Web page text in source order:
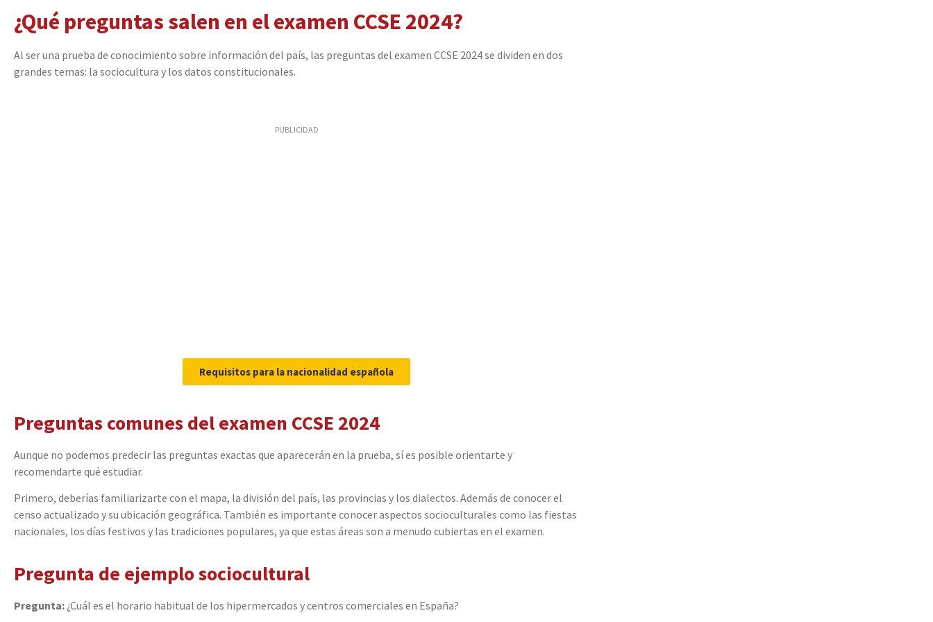
¿Qué preguntas salen en el examen CCSE 2024?
Al ser una prueba de conocimiento sobre información del país, las preguntas del examen CCSE 2024 se dividen en dos
grandes temas: la sociocultura y los datos constitucionales.
PUBLICIDAD
Requisitos para la nacionalidad española
Preguntas comunes del examen CCSE 2024
Aunque no podemos predecir las preguntas exactas que aparecerán en la prueba, sí es posible orientarte y
recomendarte qué estudiar.
Primero, deberías familiarizarte con el mapa, la división del país, las provincias y los dialectos. Además de conocer el
censo actualizado y su ubicación geográfica. También es importante conocer aspectos socioculturales como las fiestas
nacionales, los días festivos y las tradiciones populares, ya que estas áreas son a menudo cubiertas en el examen.
Pregunta de ejemplo sociocultural
Pregunta: ¿Cuál es el horario habitual de los hipermercados y centros comerciales en España?